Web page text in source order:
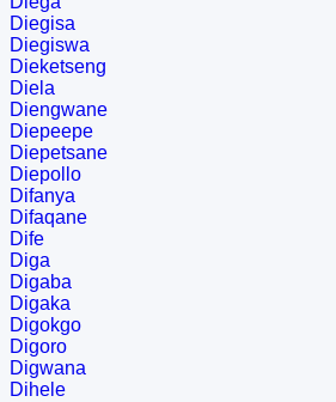
Diegisa
Diegiswa
Dieketseng
Diela
Diengwane
Diepeepe
Diepetsane
Diepollo
Difanya
Difaqane
Dife
Diga
Digaba
Digaka
Digokgo
Digoro
Digwana
Dihele